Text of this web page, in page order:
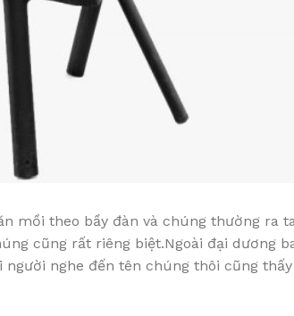
mồi theo bầy đàn và chúng thường ra
cũng rất riêng biệt.Ngoài đại dương
người nghe đến tên chúng thôi cũng